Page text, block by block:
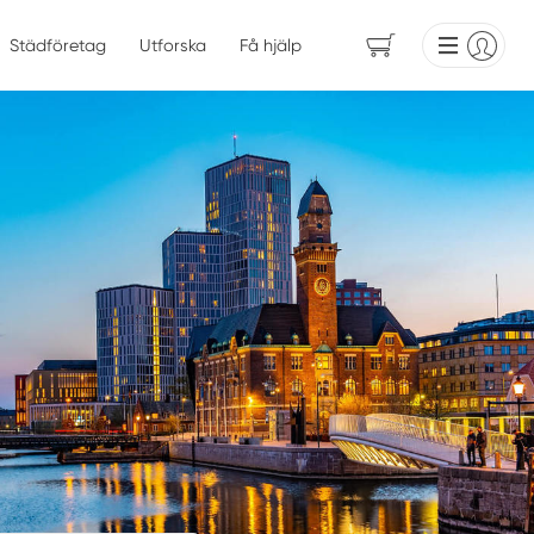
Städföretag Utforska Få hjälp